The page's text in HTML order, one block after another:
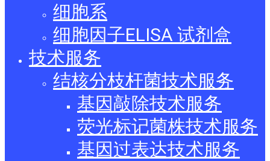
细胞系
细胞因子ELISA 试剂盒
技术服务
结核分枝杆菌技术服务
基因敲除技术服务
荧光标记菌株技术服务
基因过表达技术服务